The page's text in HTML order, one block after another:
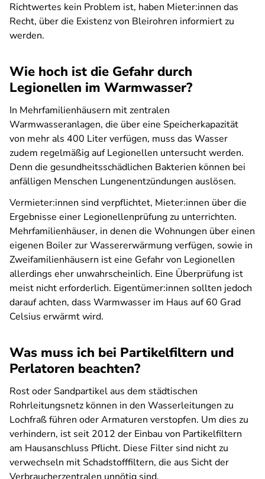
Richtwertes kein Problem ist, haben Mieter:innen das
Recht, über die Existenz von Bleirohren informiert zu
werden.
Wie hoch ist die Gefahr durch
Legionellen im Warmwasser?
In Mehrfamilienhäusern mit zentralen
Warmwasseranlagen, die über eine Speicherkapazität
von mehr als 400 Liter verfügen, muss das Wasser
zudem regelmäßig auf Legionellen untersucht werden.
Denn die gesundheitsschädlichen Bakterien können bei
anfälligen Menschen Lungenentzündungen auslösen.
Vermieter:innen sind verpflichtet, Mieter:innen über die
Ergebnisse einer Legionellenprüfung zu unterrichten.
Mehrfamilienhäuser, in denen die Wohnungen über einen
eigenen Boiler zur Wassererwärmung verfügen, sowie in
Zweifamilienhäusern ist eine Gefahr von Legionellen
allerdings eher unwahrscheinlich. Eine Überprüfung ist
meist nicht erforderlich. Eigentümer:innen sollten jedoch
darauf achten, dass Warmwasser im Haus auf 60 Grad
Celsius erwärmt wird.
Was muss ich bei Partikelfiltern und
Perlatoren beachten?
Rost oder Sandpartikel aus dem städtischen
Rohrleitungsnetz können in den Wasserleitungen zu
Lochfraß führen oder Armaturen verstopfen. Um dies zu
verhindern, ist seit 2012 der Einbau von Partikelfiltern
am Hausanschluss Pflicht. Diese Filter sind nicht zu
verwechseln mit Schadstofffiltern, die aus Sicht der